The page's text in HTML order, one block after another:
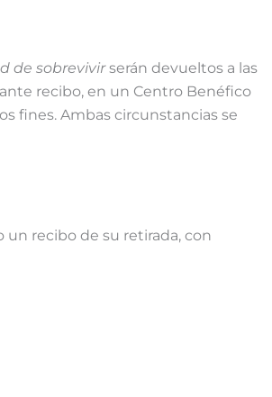
de sobrevivirserán devueltos a las
recibo, en un Centro Benéfico
fines. Ambas circunstancias se
recibo de su retirada, con